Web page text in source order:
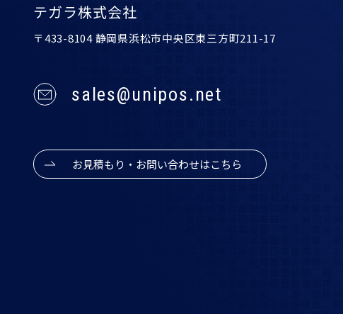
テガラ株式会社
〒433-8104 静岡県浜松市中央区東三方町211-17
sales@unipos.net
お見積もり・お問い合わせはこちら